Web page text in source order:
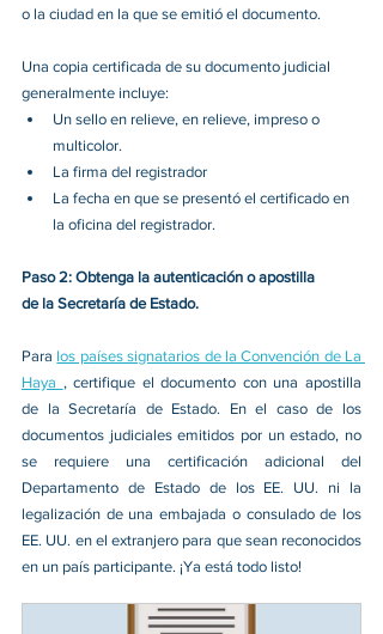
o la ciudad en la que se emitió el documento.
Una copia certificada de su documento judicial
generalmente incluye:
Un sello en relieve, en relieve, impreso o
multicolor.
La firma del registrador
La fecha en que se presentó el certificado en
la oficina del registrador.
Paso 2: Obtenga la autenticación o apostilla
de la Secretaría de Estado.
Para los países signatarios de la Convención de La
Haya , certifique el documento con una apostilla
de la Secretaría de Estado. En el caso de los
documentos judiciales emitidos por un estado, no
se requiere una certificación adicional del
Departamento de Estado de los EE. UU. ni la
legalización de una embajada o consulado de los
EE. UU. en el extranjero para que sean reconocidos
en un país participante. ¡Ya está todo listo!